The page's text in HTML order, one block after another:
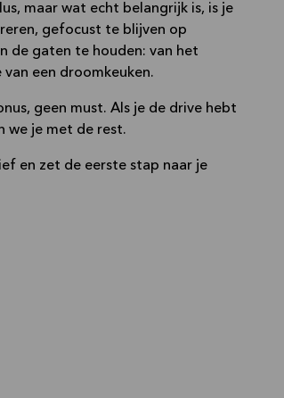
maar wat echt belangrijk is, is je
gefocust te blijven op
de gaten te houden: van het
een droomkeuken.
geen must. Als je de drive hebt
we je met de rest.
en zet de eerste stap naar je